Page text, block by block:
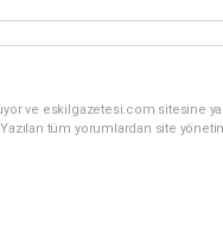
ve eskilgazetesi.com sitesine
tüm yorumlardan site